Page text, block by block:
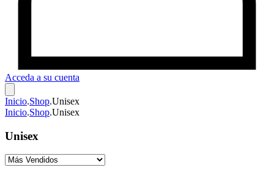
Acceda a su cuenta
Inicio.Shop.Unisex
Inicio.Shop.Unisex
Unisex